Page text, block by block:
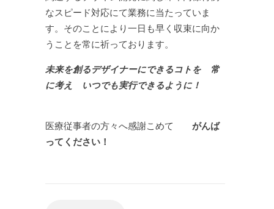
なスピード対応にて業務に当たっていま
す。そのことにより一日も早く収束に向か
うことを常に祈っております。
未来を創るデザイナーにできるコトを 常
に考え いつでも実行できるように！
医療従事者の方々へ感謝こめて がんば
ってください！